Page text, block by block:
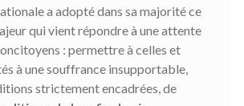
a adopté dans sa majorité ce
qui vient répondre à une attente
: permettre à celles et
à une souffrance insupportable,
strictement encadrées, de